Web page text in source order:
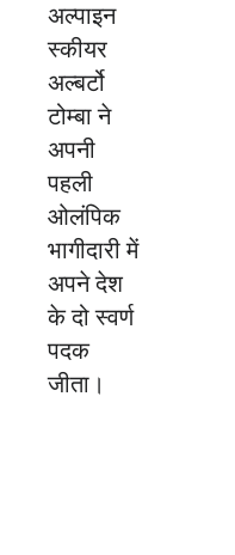
अल्पाइन
स्कीयर
अल्बर्टो
टोम्बा ने
अपनी
पहली
ओलंपिक
भागीदारी में
अपने देश
के दो स्वर्ण
पदक
जीता।